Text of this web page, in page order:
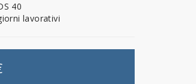
40
lavorativi